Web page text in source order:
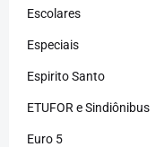
Escolares
Especiais
Espirito Santo
ETUFOR e Sindiônibus
Euro 5